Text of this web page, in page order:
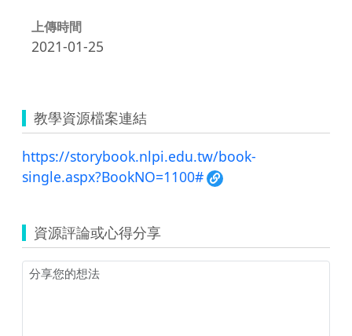
上傳時間
2021-01-25
教學資源檔案連結
https://storybook.nlpi.edu.tw/book-
single.aspx?BookNO=1100#
資源評論或心得分享